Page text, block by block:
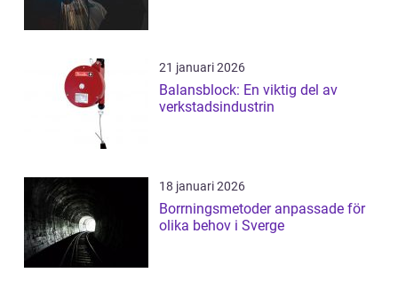
21 januari 2026
Balansblock: En viktig del av
verkstadsindustrin
18 januari 2026
Borrningsmetoder anpassade för
olika behov i Sverge